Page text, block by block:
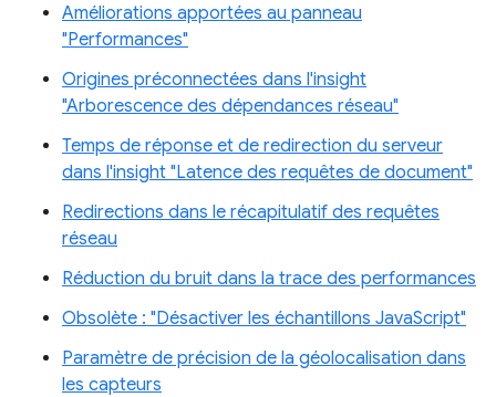
Améliorations apportées au panneau
"Performances"
Origines préconnectées dans l'insight
"Arborescence des dépendances réseau"
Temps de réponse et de redirection du serveur
dans l'insight "Latence des requêtes de document"
Redirections dans le récapitulatif des requêtes
réseau
Réduction du bruit dans la trace des performances
Obsolète : "Désactiver les échantillons JavaScript"
Paramètre de précision de la géolocalisation dans
les capteurs